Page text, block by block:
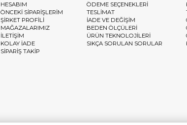
HESABIM
ÖNCEKİ SİPARİŞLERİM
ŞİRKET PROFİLİ
MAĞAZALARIMIZ
İLETİŞİM
KOLAY İADE
SİPARİŞ TAKİP
ÖDEME SEÇENEKLERİ
TESLİMAT
İADE VE DEĞİŞİM
BEDEN ÖLÇÜLERİ
ÜRÜN TEKNOLOJİLERİ
SIKÇA SORULAN SORULAR